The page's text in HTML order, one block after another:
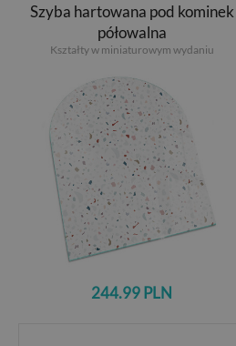
Szyba hartowana pod kominek
półowalna
Kształty w miniaturowym wydaniu
244.99 PLN